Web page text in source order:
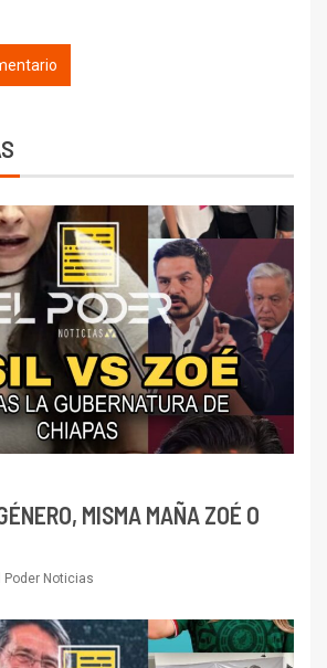
MISMA MAÑA ZOÉ O
Poder Noticias